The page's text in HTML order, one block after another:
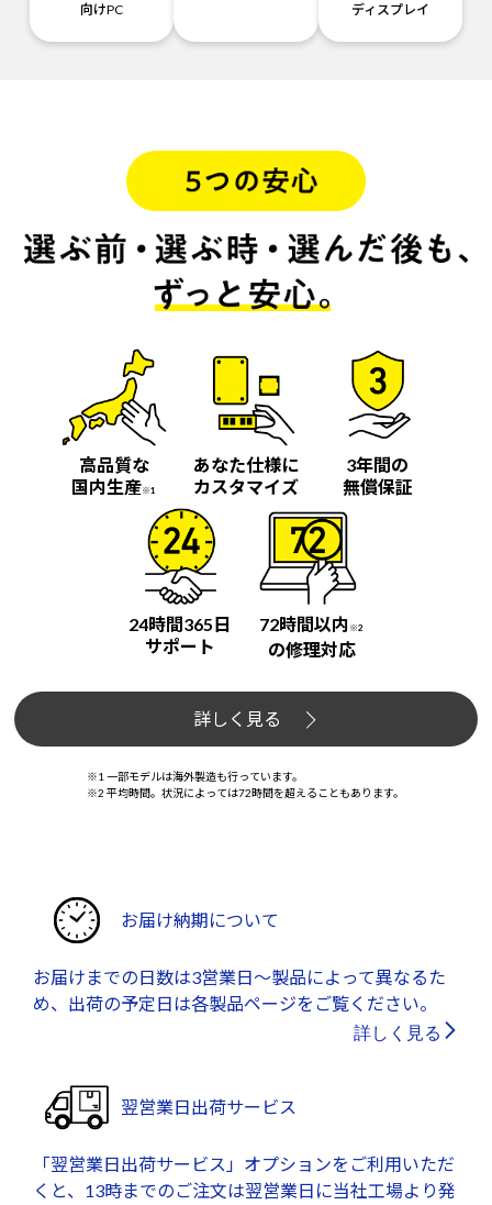
向けPC
ディスプレイ
高品質な
国内生産※1
あなた仕様に
カスタマイズ
3年間の
無償保証
24時間365日
サポート
72時間以内 ※2
の修理対応
詳しく見る
※1 一部モデルは海外製造も行っています。
※2 平均時間。状況によっては72時間を超えることもあります。
お届け納期について
お届けまでの日数は3営業日～製品によって異なるた
め、出荷の予定日は各製品ページをご覧ください。
詳しく見る
翌営業日出荷サービス
「翌営業日出荷サービス」オプションをご利用いただ
くと、13時までのご注文は翌営業日に当社工場より発